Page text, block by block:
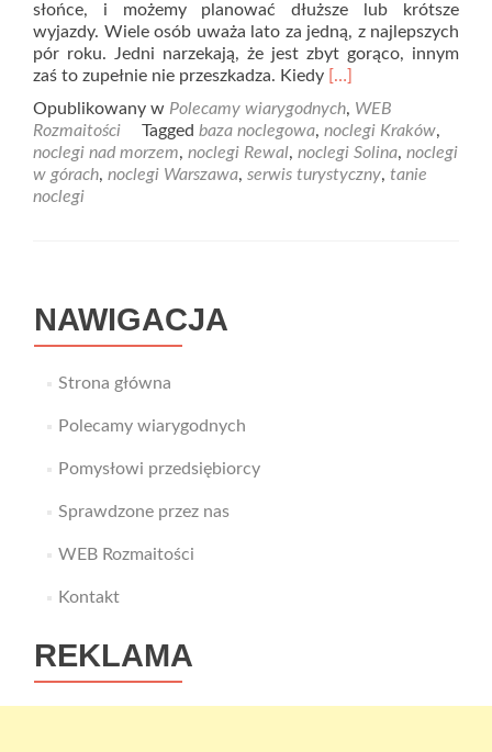
słońce, i możemy planować dłuższe lub krótsze
wyjazdy. Wiele osób uważa lato za jedną, z najlepszych
pór roku. Jedni narzekają, że jest zbyt gorąco, innym
zaś to zupełnie nie przeszkadza. Kiedy Read
about
Serwis
turystyczny
ekstraspanie
[…]
Opublikowany w Polecamy wiarygodnych, WEB
Rozmaitości
Tagged baza noclegowa, noclegi Kraków,
noclegi nad morzem, noclegi Rewal, noclegi Solina, noclegi
w górach, noclegi Warszawa, serwis turystyczny, tanie
noclegi
NAWIGACJA
Strona główna
Polecamy wiarygodnych
Pomysłowi przedsiębiorcy
Sprawdzone przez nas
WEB Rozmaitości
Kontakt
REKLAMA